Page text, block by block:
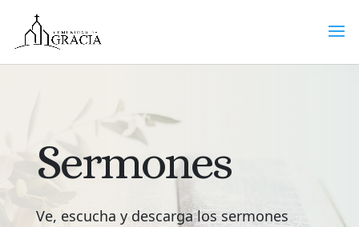
Sermones
Ve, escucha y descarga los sermones